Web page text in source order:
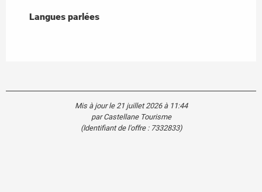
Langues parlées
Langues parlées
Mis à jour le 21 juillet 2026 à 11:44
par Castellane Tourisme
(Identifiant de l'offre : 7332833)